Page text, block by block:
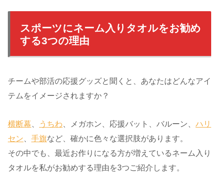
スポーツにネーム入りタオルをお勧め
する3つの理由
チームや部活の応援グッズと聞くと、あなたはどんなアイ
テムをイメージされますか？
横断幕、 うちわ、メガホン、応援バット、バルーン、 ハリ
セン、 手旗など、確かに色々な選択肢があります。
その中でも、最近お作りになる方が増えているネーム入り
タオルを私がお勧めする理由を3つご紹介します。